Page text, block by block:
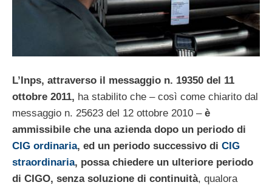
L’Inps, attraverso il messaggio n. 19350 del 11
ottobre 2011, ha stabilito che – così come chiarito dal
messaggio n. 25623 del 12 ottobre 2010 – è
ammissibile che una azienda dopo un periodo di
CIG ordinaria, ed un periodo successivo di CIG
straordinaria, possa chiedere un ulteriore periodo
di CIGO, senza soluzione di continuità, qualora